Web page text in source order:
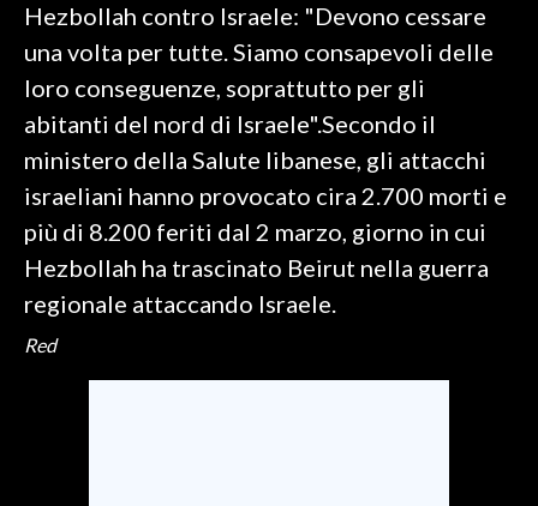
Hezbollah contro Israele: "Devono cessare
una volta per tutte. Siamo consapevoli delle
loro conseguenze, soprattutto per gli
abitanti del nord di Israele".Secondo il
ministero della Salute libanese, gli attacchi
israeliani hanno provocato cira 2.700 morti e
più di 8.200 feriti dal 2 marzo, giorno in cui
Hezbollah ha trascinato Beirut nella guerra
regionale attaccando Israele.
Red